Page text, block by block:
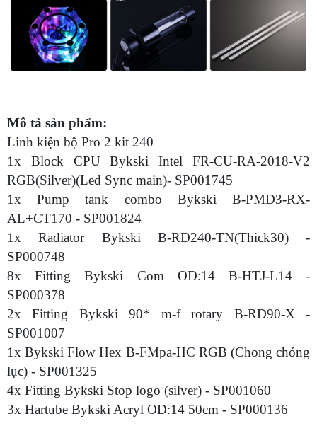
Mô tả sản phẩm:
Linh kiện bộ Pro 2 kit 240
1x Block CPU Bykski Intel FR-CU-RA-2018-V2
RGB(Silver)(Led Sync main)- SP001745
1x Pump tank combo Bykski B-PMD3-RX-
AL+CT170 - SP001824
1x Radiator Bykski B-RD240-TN(Thick30) -
SP000748
8x Fitting Bykski Com OD:14 B-HTJ-L14 -
SP000378
2x Fitting Bykski 90* m-f rotary B-RD90-X -
SP001007
1x Bykski Flow Hex B-FMpa-HC RGB (Chong chóng
lục) - SP001325
4x Fitting Bykski Stop logo (silver) - SP001060
3x Hartube Bykski Acryl OD:14 50cm - SP000136